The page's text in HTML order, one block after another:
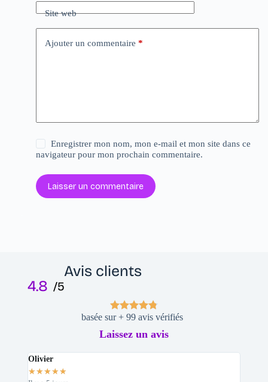
Site web
Ajouter un commentaire *
Enregistrer mon nom, mon e-mail et mon site dans ce
navigateur pour mon prochain commentaire.
Laisser un commentaire
Avis clients
4.8 /5
basée sur + 99 avis vérifiés
Laissez un avis
Olivier
★★★★★